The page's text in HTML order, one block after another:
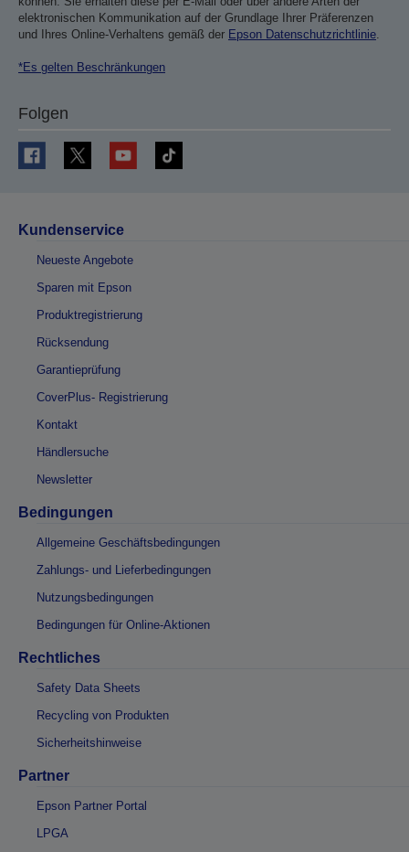
elektronischen Kommunikation auf der Grundlage Ihrer Präferenzen
und Ihres Online-Verhaltens gemäß der Epson Datenschutzrichtlinie
*Es gelten Beschränkungen
Folgen
Kundenservice
Neueste Angebote
Sparen mit Epson
Produktregistrierung
Rücksendung
Garantieprüfung
CoverPlus- Registrierung
Kontakt
Händlersuche
Newsletter
Bedingungen
Allgemeine Geschäftsbedingungen
Zahlungs- und Lieferbedingungen
Nutzungsbedingungen
Bedingungen für Online-Aktionen
Rechtliches
Safety Data Sheets
Recycling von Produkten
Sicherheitshinweise
Partner
Epson Partner Portal
LPGA